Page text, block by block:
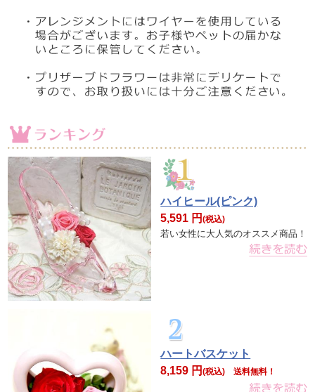
ハイヒール(ピンク)
5,591 円(税込)
若い女性に大人気のオススメ商品！
ハートバスケット
8,159 円(税込) 送料無料！